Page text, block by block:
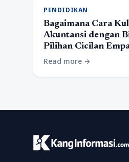
PENDIDIKAN
Bagaimana Cara
Akuntansi dengan
Pilihan Cicilan
Read more arrow_forward